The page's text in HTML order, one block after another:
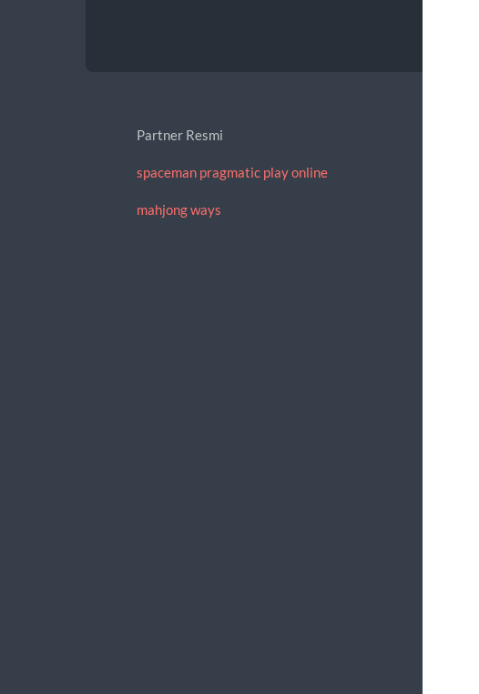
Partner Resmi
spaceman pragmatic play online
mahjong ways